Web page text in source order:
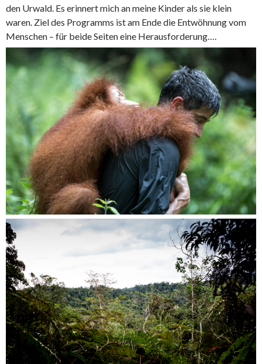
den Urwald. Es erinnert mich an meine Kinder als sie klein
waren. Ziel des Programms ist am Ende die Entwöhnung vom
Menschen – für beide Seiten eine Herausforderung….